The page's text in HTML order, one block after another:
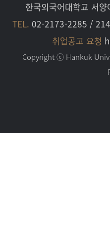
한국외국어대학교 서
TEL. 02-2173-2285 /
취업공고 요청
Copyright ⓒ Hankuk